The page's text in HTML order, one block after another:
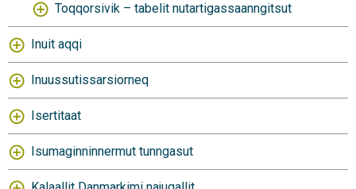
Toqqorsivik – tabelit nutartigassaanngitsut
Inuit aqqi
Inuussutissarsiorneq
Isertitaat
Isumaginninnermut tunngasut